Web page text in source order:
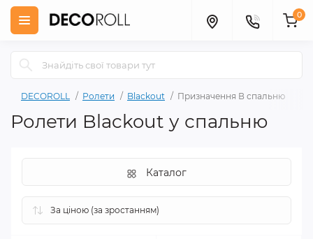
0
DECOROLL Ролети Blackout Призначення В спальню
Ролети Blackout у спальню
Каталог